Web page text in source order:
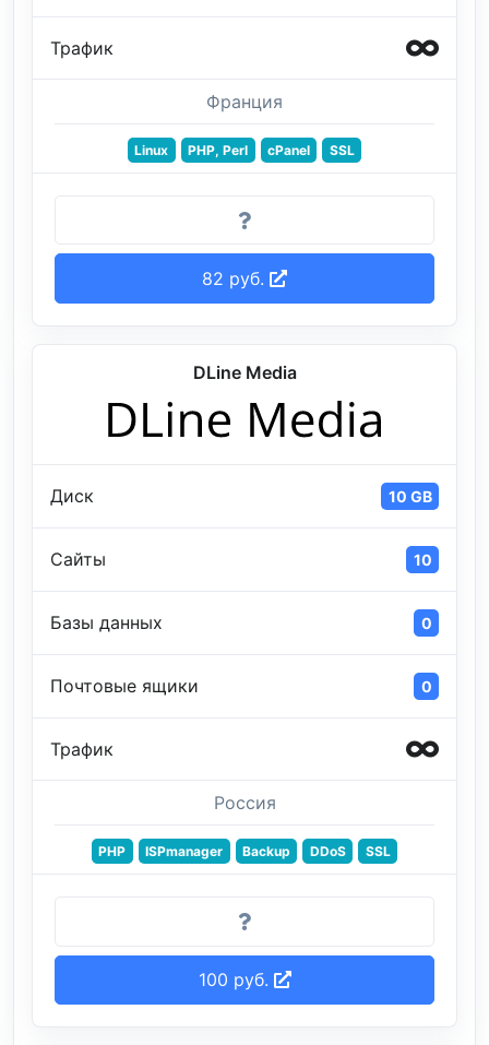
Трафик
Франция
Linux PHP, Perl cPanel SSL
82 руб.
DLine Media
Диск 10 GB
Сайты 10
Базы данных 0
Почтовые ящики 0
Трафик
Россия
PHP ISPmanager Backup DDoS SSL
100 руб.